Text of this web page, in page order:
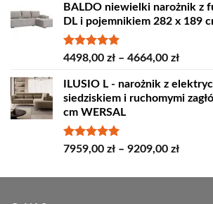
od
BALDO niewielki narożnik z
DL i pojemnikiem 282 x 189
Oceniono
4498,00 zł – 4664,00 złZakres
od
ILUSIO L - narożnik z
siedziskiem i ruchomymi
cm WERSAL
Oceniono
7959,00 zł – 9209,00 złZakres
od